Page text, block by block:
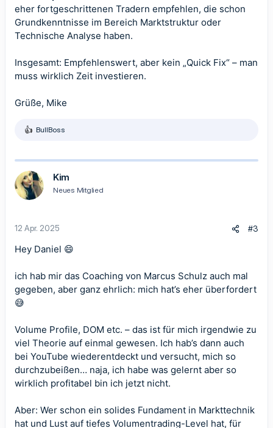
eher fortgeschrittenen Tradern empfehlen, die schon
Grundkenntnisse im Bereich Marktstruktur oder
Technische Analyse haben.
Insgesamt: Empfehlenswert, aber kein „Quick Fix“ – man
muss wirklich Zeit investieren.
Grüße, Mike
R
k
t
i
o
n
:
BullBoss
Kim
Neues Mitglied
12 Apr. 2025 #3
Hey Daniel 😄
ich hab mir das Coaching von Marcus Schulz auch mal
gegeben, aber ganz ehrlich: mich hat’s eher überfordert
😅
Volume Profile, DOM etc. – das ist für mich irgendwie zu
viel Theorie auf einmal gewesen. Ich hab’s dann auch
bei YouTube wiederentdeckt und versucht, mich so
durchzubeißen… naja, ich habe was gelernt aber so
wirklich profitabel bin ich jetzt nicht.
Aber: Wer schon ein solides Fundament in Markttechnik
hat und Lust auf tiefes Volumentrading-Level hat, für